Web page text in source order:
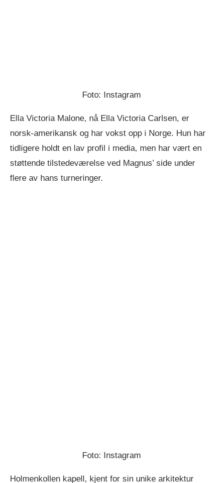
Foto: Instagram
Ella Victoria Malone, nå Ella Victoria Carlsen, er
norsk-amerikansk og har vokst opp i Norge. Hun har
tidligere holdt en lav profil i media, men har vært en
støttende tilstedeværelse ved Magnus’ side under
flere av hans turneringer.
Foto: Instagram
Holmenkollen kapell, kjent for sin unike arkitektur